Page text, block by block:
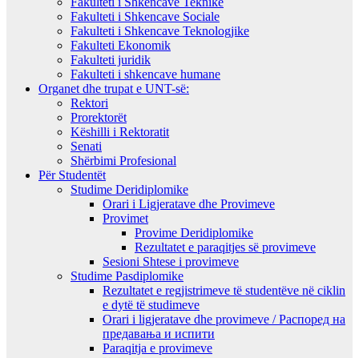
Fakulteti i Shkencave Sociale
Fakulteti i Shkencave Teknologjike
Fakulteti Ekonomik
Fakulteti juridik
Fakulteti i shkencave humane
Organet dhe trupat e UNT-së:
Rektori
Prorektorët
Këshilli i Rektoratit
Senati
Shërbimi Profesional
Për Studentët
Studime Deridiplomike
Orari i Ligjeratave dhe Provimeve
Provimet
Provime Deridiplomike
Rezultatet e paraqitjes së provimeve
Sesioni Shtese i provimeve
Studime Pasdiplomike
Rezultatet e regjistrimeve të studentëve në ciklin
e dytë të studimeve
Orari i ligjeratave dhe provimeve / Распоред на
предавањa и испити
Paraqitja e provimeve